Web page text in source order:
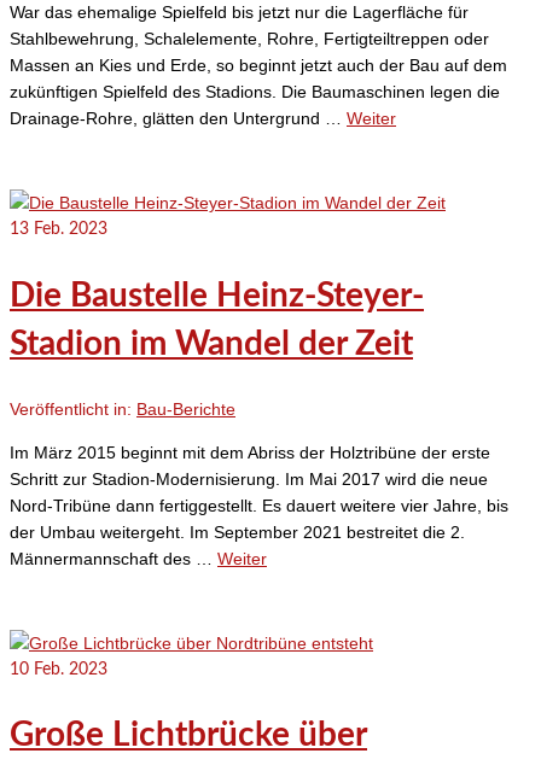
War das ehemalige Spielfeld bis jetzt nur die Lagerfläche für
Stahlbewehrung, Schalelemente, Rohre, Fertigteiltreppen oder
Massen an Kies und Erde, so beginnt jetzt auch der Bau auf dem
zukünftigen Spielfeld des Stadions. Die Baumaschinen legen die
Drainage-Rohre, glätten den Untergrund … Weiter
13 Feb. 2023
Die Baustelle Heinz-Steyer-
Stadion im Wandel der Zeit
Veröffentlicht in: Bau-Berichte
Im März 2015 beginnt mit dem Abriss der Holztribüne der erste
Schritt zur Stadion-Modernisierung. Im Mai 2017 wird die neue
Nord-Tribüne dann fertiggestellt. Es dauert weitere vier Jahre, bis
der Umbau weitergeht. Im September 2021 bestreitet die 2.
Männermannschaft des … Weiter
10 Feb. 2023
Große Lichtbrücke über